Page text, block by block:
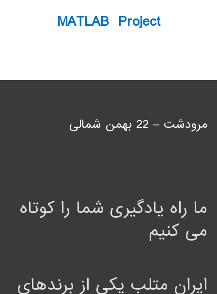
MATLAB Project
مرودشت – 22 بهمن شمالی
ما راه یادگیری شما را کوتاه
می کنیم
ایران متلب یکی از برندهای